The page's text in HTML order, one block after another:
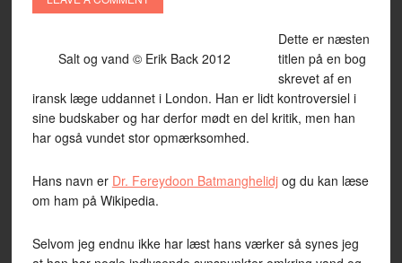
Salt og vand © Erik Back 2012
Dette er næsten
titlen på en bog
skrevet af en
iransk læge uddannet i London. Han er lidt kontroversiel i
sine budskaber og har derfor mødt en del kritik, men han
har også vundet stor opmærksomhed.
Hans navn er Dr. Fereydoon Batmanghelidjog du kan læse
om ham på Wikipedia.
Selvom jeg endnu ikke har læst hans værker så synes jeg